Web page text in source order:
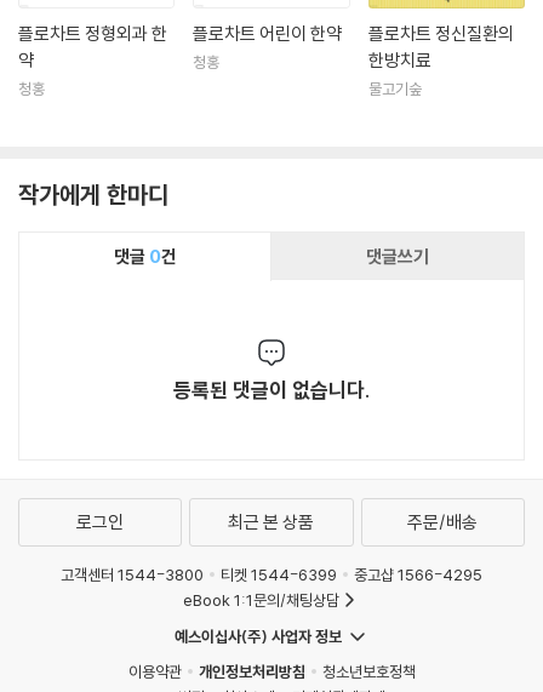
플로차트 정형외과 한
약
청홍
플로차트 어린이 한약
청홍
플로차트 정신질환의
한방치료
물고기숲
작가에게 한마디
댓글 0건 댓글쓰기
등록된 댓글이 없습니다.
로그인 최근 본 상품 주문/배송
고객센터 1544-3800 티켓 1544-6399
중고샵 1566-4295
eBook 1:1문의/채팅상담
예스이십사(주) 사업자 정보
이용약관
개인정보처리방침
청소년보호정책